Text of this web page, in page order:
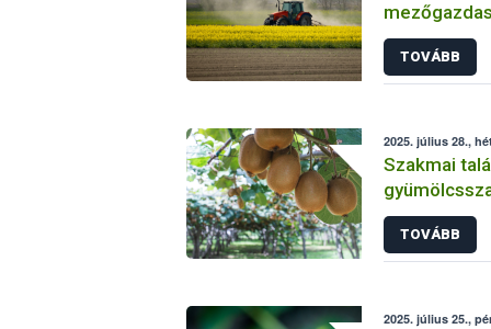
Sikeresen
üzemi
TOVÁBB
2025. július 28.,
Szakmai
TOVÁBB
2025. július 25.,